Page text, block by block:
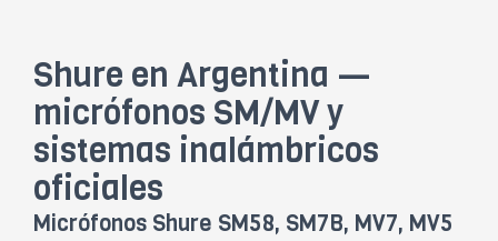
Shure en Argentina —
micrófonos SM/MV y
sistemas inalámbricos
oficiales
Micrófonos Shure SM58, SM7B, MV7, MV5